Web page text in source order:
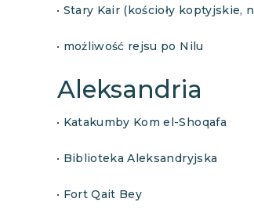
Stary Kair (kościoły koptyjskie,
możliwość rejsu po Nilu
Aleksandria
Katakumby Kom el-Shoqafa
Biblioteka Aleksandryjska
Fort Qait Bey